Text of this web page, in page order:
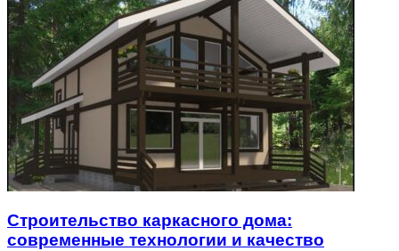
Строительство каркасного дома:
современные технологии и качество